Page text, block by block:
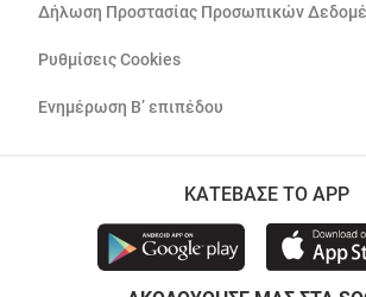
Δήλωση Προστασίας Προσωπικών
Ρυθμίσεις Cookies
Ενημέρωση Β’ επιπέδου
ΚΑΤΕΒΑΣΕ ΤΟ APP